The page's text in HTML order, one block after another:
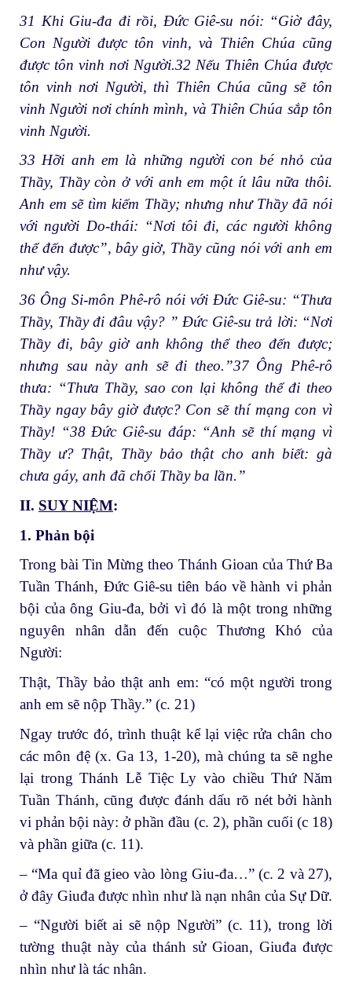
31 Khi Giu-đa đi rồi, Đức Giê-su nói: “Giờ đây,
Con Người được tôn vinh, và Thiên Chúa cũng
được tôn vinh nơi Người.32 Nếu Thiên Chúa được
tôn vinh nơi Người, thì Thiên Chúa cũng sẽ tôn
vinh Người nơi chính mình, và Thiên Chúa sắp tôn
vinh Người.
33 Hỡi anh em là những người con bé nhỏ của
Thầy, Thầy còn ở với anh em một ít lâu nữa thôi.
Anh em sẽ tìm kiếm Thầy; nhưng như Thầy đã nói
với người Do-thái: “Nơi tôi đi, các người không
thể đến được”, bây giờ, Thầy cũng nói với anh em
như vậy.
36 Ông Si-môn Phê-rô nói với Đức Giê-su: “Thưa
Thầy, Thầy đi đâu vậy? ” Đức Giê-su trả lời: “Nơi
Thầy đi, bây giờ anh không thể theo đến được;
nhưng sau này anh sẽ đi theo.”37 Ông Phê-rô
thưa: “Thưa Thầy, sao con lại không thể đi theo
Thầy ngay bây giờ được? Con sẽ thí mạng con vì
Thầy! “38 Đức Giê-su đáp: “Anh sẽ thí mạng vì
Thầy ư? Thật, Thầy bảo thật cho anh biết: gà
chưa gáy, anh đã chối Thầy ba lần.”
II. SUY NIỆM:
1. Phản bội
Trong bài Tin Mừng theo Thánh Gioan của Thứ Ba
Tuần Thánh, Đức Giê-su tiên báo về hành vi phản
bội của ông Giu-đa, bởi vì đó là một trong những
nguyên nhân dẫn đến cuộc Thương Khó của
Người:
Thật, Thầy bảo thật anh em: “có một người trong
anh em sẽ nộp Thầy.” (c. 21)
Ngay trước đó, trình thuật kể lại việc rửa chân cho
các môn đệ (x. Ga 13, 1-20), mà chúng ta sẽ nghe
lại trong Thánh Lễ Tiệc Ly vào chiều Thứ Năm
Tuần Thánh, cũng được đánh dấu rõ nét bởi hành
vi phản bội này: ở phần đầu (c. 2), phần cuối (c 18)
và phần giữa (c. 11).
– “Ma quỉ đã gieo vào lòng Giu-đa…” (c. 2 và 27),
ở đây Giuđa được nhìn như là nạn nhân của Sự Dữ.
– “Người biết ai sẽ nộp Người” (c. 11), trong lời
tường thuật này của thánh sử Gioan, Giuđa được
nhìn như là tác nhân.